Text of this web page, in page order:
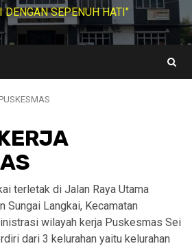
DENGAN SEPENUH HATI"
terletak di Jalan Raya Utama
Sungai Langkai, Kecamatan
wilayah kerja Puskesmas Sei
dari 3 kelurahan yaitu kelurahan